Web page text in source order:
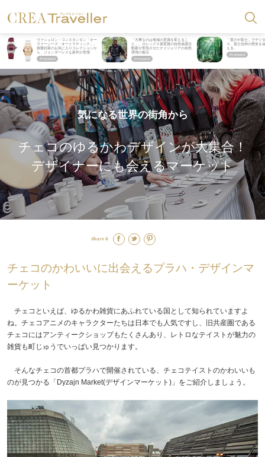
ヴァシュロン・コンスタンタン「オー
ヴァーシーズ・オートマティック」。
旅愛好家のお気に入りコレクションか
ら、ジェンダーレスな新作が登場
「大事なのは地域の意識を変えるこ
と」。ロレックス賞受賞の自然保護活
動家が実現させたナイジェリアの自然
環境の復活
「星のや富士」でデジ
ス。冨士信仰の歴史を
える。
気になる世界の街角から
チェコのゆるかわデザインが大集合！
デザイナーにも会えるマーケット
Share it
チェコのかわいいに出会えるプラハ・デザインマ
ーケット
チェコといえば、ゆるかわ雑貨にあふれている国として知られていますよ
ね。チェコアニメのキャラクターたちは日本でも人気ですし、旧共産圏である
チェコにはアンティークショップもたくさんあり、レトロなテイストが魅力の
雑貨も町じゅうでいっぱい見つかります。
そんなチェコの首都プラハで開催されている、チェコテイストのかわいいも
のが見つかる「Dyzajn Market(デザインマーケット)」をご紹介しましょう。